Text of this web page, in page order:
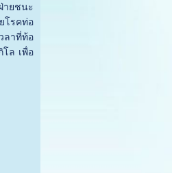
ายชนะ
โรคท่อ
ลาที่ท้อ
โล เพื่อ